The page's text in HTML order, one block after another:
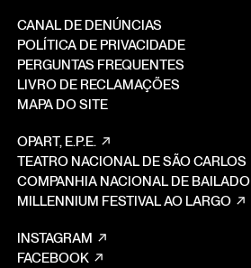
CANAL DE DENÚNCIAS
POLÍTICA DE PRIVACIDADE
PERGUNTAS FREQUENTES
LIVRO DE RECLAMAÇÕES
MAPA DO SITE
OPART, E.P.E.
TEATRO NACIONAL DE SÃO CARLOS
COMPANHIA NACIONAL DE BAILADO
MILLENNIUM FESTIVAL AO LARGO
INSTAGRAM
FACEBOOK